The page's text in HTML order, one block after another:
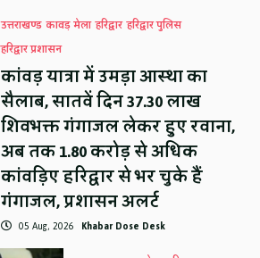
उत्तराखण्ड कावड़ मेला हरिद्वार हरिद्वार पुलिस
हरिद्वार प्रशासन
कांवड़ यात्रा में उमड़ा आस्था का
सैलाब, सातवें दिन 37.30 लाख
शिवभक्त गंगाजल लेकर हुए रवाना,
अब तक 1.80 करोड़ से अधिक
कांवड़िए हरिद्वार से भर चुके हैं
गंगाजल, प्रशासन अलर्ट
05 Aug, 2026 Khabar Dose Desk